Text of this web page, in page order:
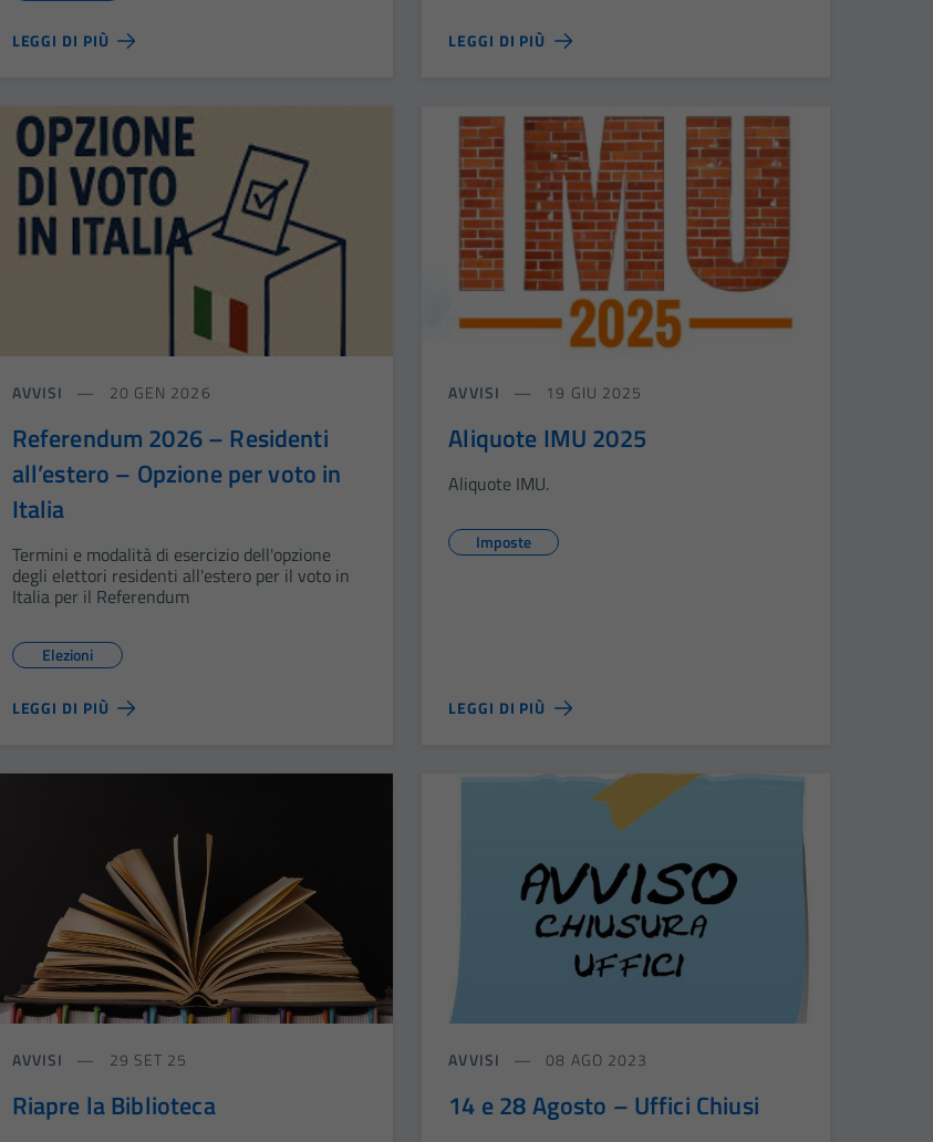
LEGGI DI PIÙ LEGGI DI PIÙ
AVVISI 20 GEN 2026
Referendum 2026 – Residenti
all’estero – Opzione per voto in
Italia
Termini e modalità di esercizio dell'opzione
degli elettori residenti all'estero per il voto in
Italia per il Referendum
Elezioni
LEGGI DI PIÙ
AVVISI 19 GIU 2025
Aliquote IMU 2025
Aliquote IMU.
Imposte
LEGGI DI PIÙ
AVVISI 29 SET 25
Riapre la Biblioteca
AVVISI 08 AGO 2023
14 e 28 Agosto – Uffici Chiusi